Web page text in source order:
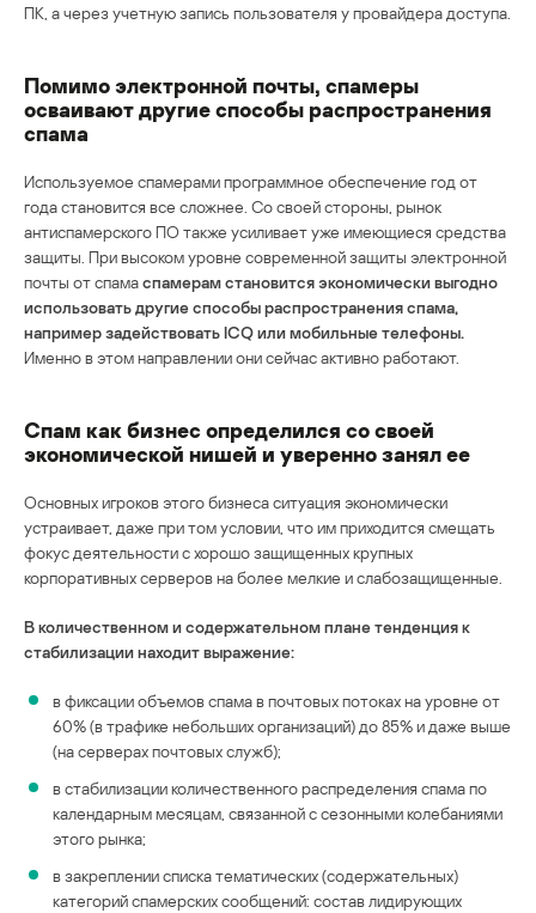
ПК, а через учетную запись пользователя у провайдера доступа.
Помимо электронной почты, спамеры
осваивают другие способы распространения
спама
Используемое спамерами программное обеспечение год от
года становится все сложнее. Со своей стороны, рынок
антиспамерского ПО также усиливает уже имеющиеся средства
защиты. При высоком уровне современной защиты электронной
почты от спамаспамерам становится экономически выгодно
использовать другие способы распространения спама,
например задействовать ICQ или мобильные телефоны.
Именно в этом направлении они сейчас активно работают.
Cпам как бизнес определился со своей
экономической нишей и уверенно занял ее
Основных игроков этого бизнеса ситуация экономически
устраивает, даже при том условии, что им приходится смещать
фокус деятельности с хорошо защищенных крупных
корпоративных серверов на более мелкие и слабозащищенные.
В количественном и содержательном плане тенденция к
стабилизации находит выражение:
в фиксации объемов спама в почтовых потоках на уровне от
60% (в трафике небольших организаций) до 85% и даже выше
(на серверах почтовых служб);
в стабилизации количественного распределения спама по
календарным месяцам, связанной с сезонными колебаниями
этого рынка;
в закреплении списка тематических (содержательных)
категорий спамерских сообщений: состав лидирующих